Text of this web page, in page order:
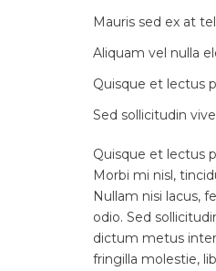
Mauris sed ex at
Aliquam vel nulla
Quisque et lectus
Sed sollicitudin
Quisque et lectus
Morbi mi nisl,
Nullam nisi lacus,
odio. Sed
dictum metus
fringilla molestie,